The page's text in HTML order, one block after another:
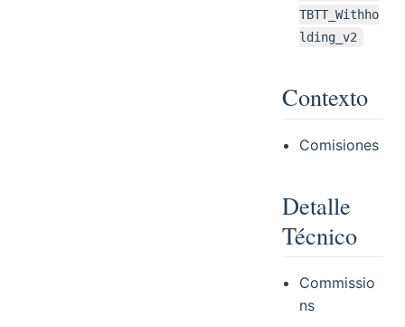
TBTT_Withho
lding_v2
Contexto
Comisiones
Detalle
Técnico
Commissio
ns